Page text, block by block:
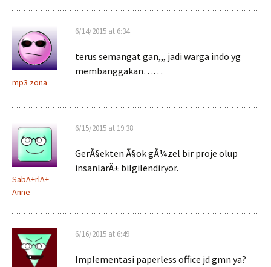
mp3 zona
6/14/2015 at 6:34
terus semangat gan,,, jadi warga indo yg
membanggakan……
SabÄ±rlÄ±
Anne
6/15/2015 at 19:38
GerÃ§ekten Ã§ok gÃ¼zel bir proje olup
insanlarÄ± bilgilendiryor.
6/16/2015 at 6:49
Implementasi paperless office jd gmn ya?